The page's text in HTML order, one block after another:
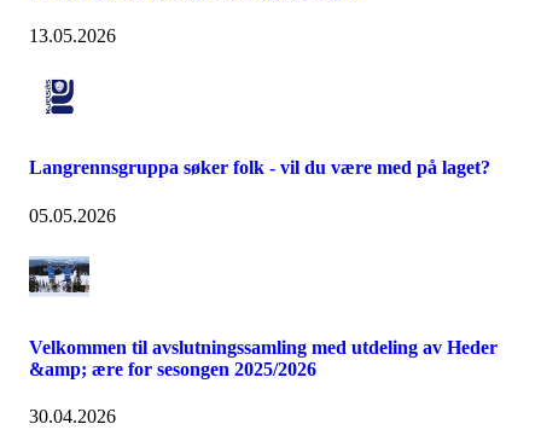
13.05.2026
Langrennsgruppa søker folk - vil du være med på laget?
05.05.2026
Velkommen til avslutningssamling med utdeling av Heder
&amp; ære for sesongen 2025/2026
30.04.2026